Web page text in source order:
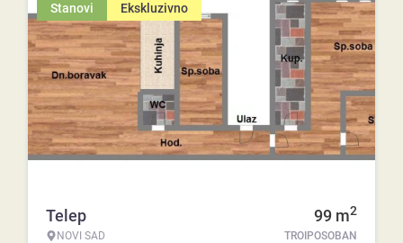
Stanovi Ekskluzivno
Telep
NOVI SAD
99 m2
TROIPOSOBAN